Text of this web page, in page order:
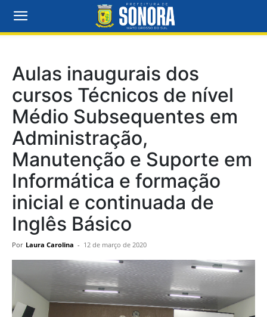
Aulas inaugurais dos
cursos Técnicos de nível
Médio Subsequentes em
Administração,
Manutenção e Suporte em
Informática e formação
inicial e continuada de
Inglês Básico
Por Laura Carolina - 12 de março de 2020